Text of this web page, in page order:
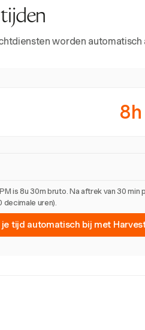
worden
is 8u 30m bruto. Na aftrek van 30 min
decimale uren).
je tijd automatisch bij met